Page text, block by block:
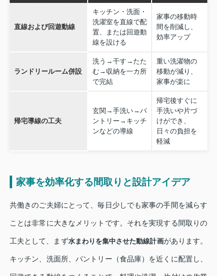
直線および回遊動線
キッチン・洗面・
洗濯室を直線で配
置、または回遊動
線を設ける
家事の移動時
間を削減し、
効率アップ
ランドリールーム併設
洗う→干す→たた
む→収納を一カ所
で完結
重い洗濯物の
移動が減り、
家事が楽に
帰宅導線の工夫
玄関→手洗い→パ
ントリー→キッチ
ンなどの導線
帰宅後すぐに
手洗いや片づ
けができ、
日々の負担を
軽減
家事を効率化する間取りと設計アイデア
共働きのご夫婦にとって、毎日少しでも家事の手間を減らす
ことは非常に大きなメリットです。それを実現する間取りの
工夫として、まず水まわりを集中させた動線計画があります。
キッチン、洗面所、パントリー（食品庫）を近くに配置し、